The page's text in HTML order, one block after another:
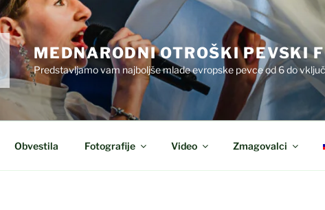
MEDNARODNI OTROŠKI PEVSKI
Predstavljamo vam najboljše mlade evropske pevce od 6 do
Obvestila Fotografije Video Zmagovalci